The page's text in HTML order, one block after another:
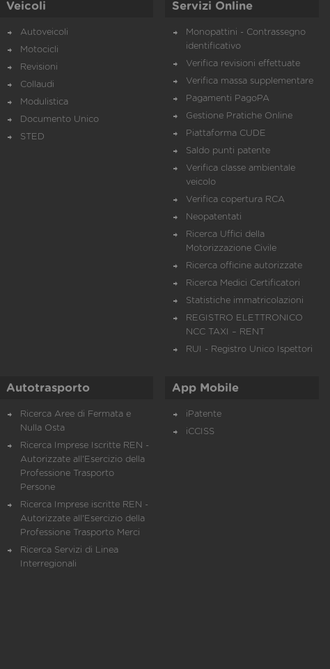
Veicoli
Autoveicoli
Motocicli
Revisioni
Collaudi
Modulistica
Documento Unico
STED
Servizi Online
Monopattini - Contrassegno
identificativo
Verifica revisioni effettuate
Verifica massa supplementare
Pagamenti PagoPA
Gestione Pratiche Online
Piattaforma CUDE
Saldo punti patente
Verifica classe ambientale
veicolo
Verifica copertura RCA
Neopatentati
Ricerca Uffici della
Motorizzazione Civile
Ricerca officine autorizzate
Ricerca Medici Certificatori
Statistiche immatricolazioni
REGISTRO ELETTRONICO
NCC TAXI – RENT
RUI - Registro Unico Ispettori
Autotrasporto
Ricerca Aree di Fermata e
Nulla Osta
Ricerca Imprese Iscritte REN -
Autorizzate all'Esercizio della
Professione Trasporto
Persone
Ricerca Imprese iscritte REN -
Autorizzate all'Esercizio della
Professione Trasporto Merci
Ricerca Servizi di Linea
Interregionali
App Mobile
iPatente
iCCISS